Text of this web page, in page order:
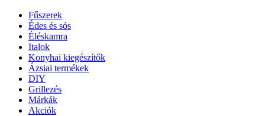
Fűszerek
Édes és sós
Éléskamra
Italok
Konyhai kiegészítők
Ázsiai termékek
DIY
Grillezés
Márkák
Akciók